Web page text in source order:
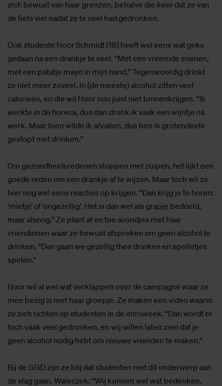
zich bewust van haar grenzen, behalve die keer dat ze van
de fiets viel nadat ze te veel had gedronken.
Ook studente Noor Schmidt (18) heeft wel eens wat geks
gedaan na een drankje te veel. “Met een vreemde zoenen,
met een patatje mayo in mijn hand.” Tegenwoordig drinkt
ze niet meer zoveel. In (de meeste) alcohol zitten veel
calorieën, en die wil Noor nou juist niet binnenkrijgen. “Ik
werkte in de horeca, dus dan dronk ik vaak een wijntje na
werk. Maar toen wilde ik afvallen, dus ben ik grotendeels
gestopt met drinken.”
Om gezondheidsredenen stoppen met zuipen, het lijkt een
goede reden om een drankje af te wijzen. Maar toch wil ze
hier nog wel eens reacties op krijgen. “Dan krijg je te horen:
‘mietje’ of ‘ongezellig’. Het is dan wel als grapje bedoeld,
maar alsnog.” Ze plant af en toe avondjes met haar
vriendinnen waar ze bewust afspreken om geen alcohol te
drinken. “Dan gaan we gezellig thee drinken en spelletjes
spelen.”
Noor wil al wel wat verklappen over de campagne waar ze
mee bezig is met haar groepje. Ze maken een video waarin
ze zich richten op studenten in de introweek. “Dan wordt er
toch vaak veel gedronken, en wij willen laten zien dat je
geen alcohol nodig hebt om nieuwe vrienden te maken.”
Bij de GGD zijn ze blij dat studenten met dit onderwerp aan
de slag gaan. Waleczek: “Wij kunnen wel wat bedenken,